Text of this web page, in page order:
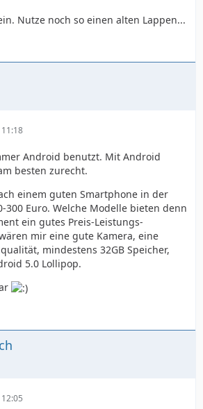
Nutze noch so einen alten Lappen...
Android benutzt. Mit Android
besten zurecht.
einem guten Smartphone in der
300 Euro. Welche Modelle bieten denn
ein gutes Preis-Leistungs-
mir eine gute Kamera, eine
mindestens 32GB Speicher,
5.0 Lollipop.